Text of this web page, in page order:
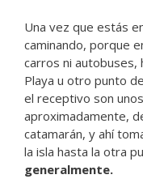
Una vez que estás
caminando, porque
carros ni autobuses,
Playa u otro punto
el receptivo son
aproximadamente,
catamarán, y ahí
la isla hasta la otra
generalmente.